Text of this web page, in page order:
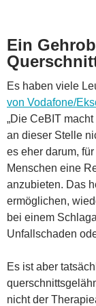
Ein
Es haben viele
von Vodafone/
„Die CeBIT
an dieser Stelle
es eher darum,
Menschen eine
anzubieten. Das
ermöglichen,
bei einem
Unfallschaden
Es ist aber
nicht der